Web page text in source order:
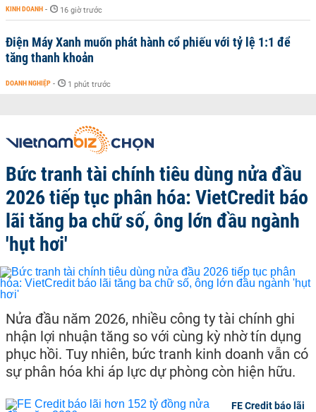
KINH DOANH - 16 giờ trước
Điện Máy Xanh muốn phát hành cổ phiếu với tỷ lệ 1:1 để
tăng thanh khoản
DOANH NGHIỆP - 1 phút trước
Bức tranh tài chính tiêu dùng nửa đầu
2026 tiếp tục phân hóa: VietCredit báo
lãi tăng ba chữ số, ông lớn đầu ngành
'hụt hơi'
Nửa đầu năm 2026, nhiều công ty tài chính ghi
nhận lợi nhuận tăng so với cùng kỳ nhờ tín dụng
phục hồi. Tuy nhiên, bức tranh kinh doanh vẫn có
sự phân hóa khi áp lực dự phòng còn hiện hữu.
FE Credit báo lãi